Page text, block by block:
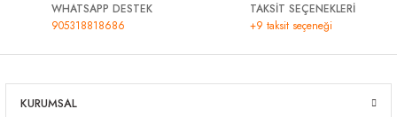
WHATSAPP DESTEK
905318818686
TAKSİT SEÇENEKLERİ
+9 taksit seçeneği
KURUMSAL